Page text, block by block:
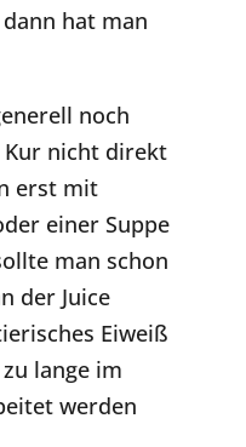
hat man
noch
Kur nicht direkt
erst mit
einer Suppe
man schon
der Juice
Eiweiß
lange im
werden